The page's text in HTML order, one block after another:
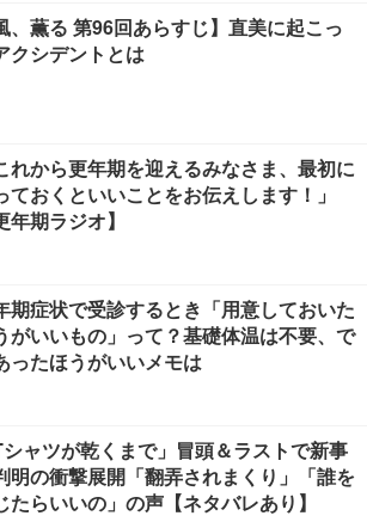
、薫る 第96回あらすじ】直美に起こっ
クシデントとは
れから更年期を迎えるみなさま、最初に
ておくといいことをお伝えします！」
年期ラジオ】
期症状で受診するとき「用意しておいた
がいいもの」って？基礎体温は不要、で
ったほうがいいメモは
シャツが乾くまで」冒頭＆ラストで新事
明の衝撃展開「翻弄されまくり」「誰を
たらいいの」の声【ネタバレあり】